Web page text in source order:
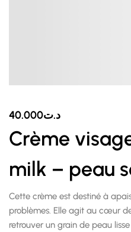
د.ت40.000
Crème
milk – peau
Cette crème est destiné à
problèmes. Elle agit au cœur
retrouver un grain de peau